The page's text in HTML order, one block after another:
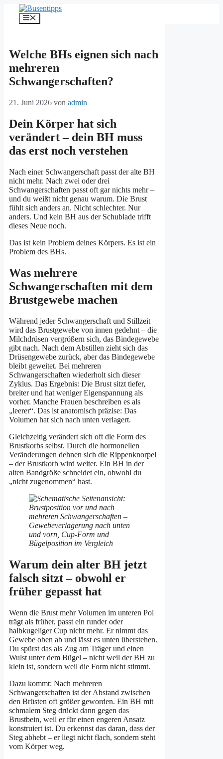
Inhalt
springen
Menü
Welche BHs eignen sich nach
mehreren
Schwangerschaften?
21. Juni 2026 von admin
Dein Körper hat sich
verändert – dein BH muss
das erst noch verstehen
Nach einer Schwangerschaft passt der alte BH
nicht mehr. Nach zwei oder drei
Schwangerschaften passt oft gar nichts mehr –
und du weißt nicht genau warum. Die Brust
fühlt sich anders an. Nicht schlechter. Nur
anders. Und kein BH aus der Schublade trifft
dieses Neue noch.
Das ist kein Problem deines Körpers. Es ist ein
Problem des BHs.
Was mehrere
Schwangerschaften mit dem
Brustgewebe machen
Während jeder Schwangerschaft und Stillzeit
wird das Brustgewebe von innen gedehnt – die
Milchdrüsen vergrößern sich, das Bindegewebe
gibt nach. Nach dem Abstillen zieht sich das
Drüsengewebe zurück, aber das Bindegewebe
bleibt geweitet. Bei mehreren
Schwangerschaften wiederholt sich dieser
Zyklus. Das Ergebnis: Die Brust sitzt tiefer,
breiter und hat weniger Eigenspannung als
vorher. Manche Frauen beschreiben es als
„leerer“. Das ist anatomisch präzise: Das
Volumen hat sich nach unten verlagert.
Gleichzeitig verändert sich oft die Form des
Brustkorbs selbst. Durch die hormonellen
Veränderungen dehnen sich die Rippenknorpel
– der Brustkorb wird weiter. Ein BH in der
alten Bandgröße schneidet ein, obwohl du
„nicht zugenommen“ hast.
Warum dein alter BH jetzt
falsch sitzt – obwohl er
früher gepasst hat
Wenn die Brust mehr Volumen im unteren Pol
trägt als früher, passt ein runder oder
halbkugeliger Cup nicht mehr. Er nimmt das
Gewebe oben ab und lässt es unten überstehen.
Du spürst das als Zug am Träger und einen
Wulst unter dem Bügel – nicht weil der BH zu
klein ist, sondern weil die Form nicht stimmt.
Dazu kommt: Nach mehreren
Schwangerschaften ist der Abstand zwischen
den Brüsten oft größer geworden. Ein BH mit
schmalem Steg drückt dann gegen das
Brustbein, weil er für einen engeren Ansatz
konstruiert ist. Du erkennst das daran, dass der
Steg abhebt – er liegt nicht flach, sondern steht
vom Körper weg.